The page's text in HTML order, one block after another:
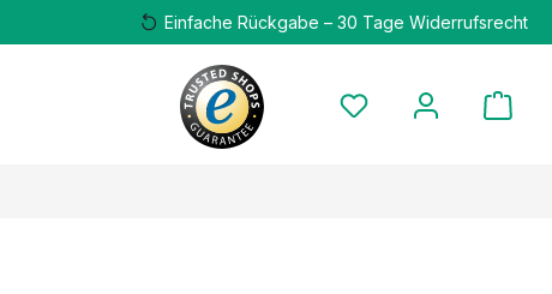
Einfache Rückgabe – 30 Tage Widerrufsrecht